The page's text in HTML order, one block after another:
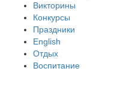
Викторины
Конкурсы
Праздники
English
Отдых
Воспитание